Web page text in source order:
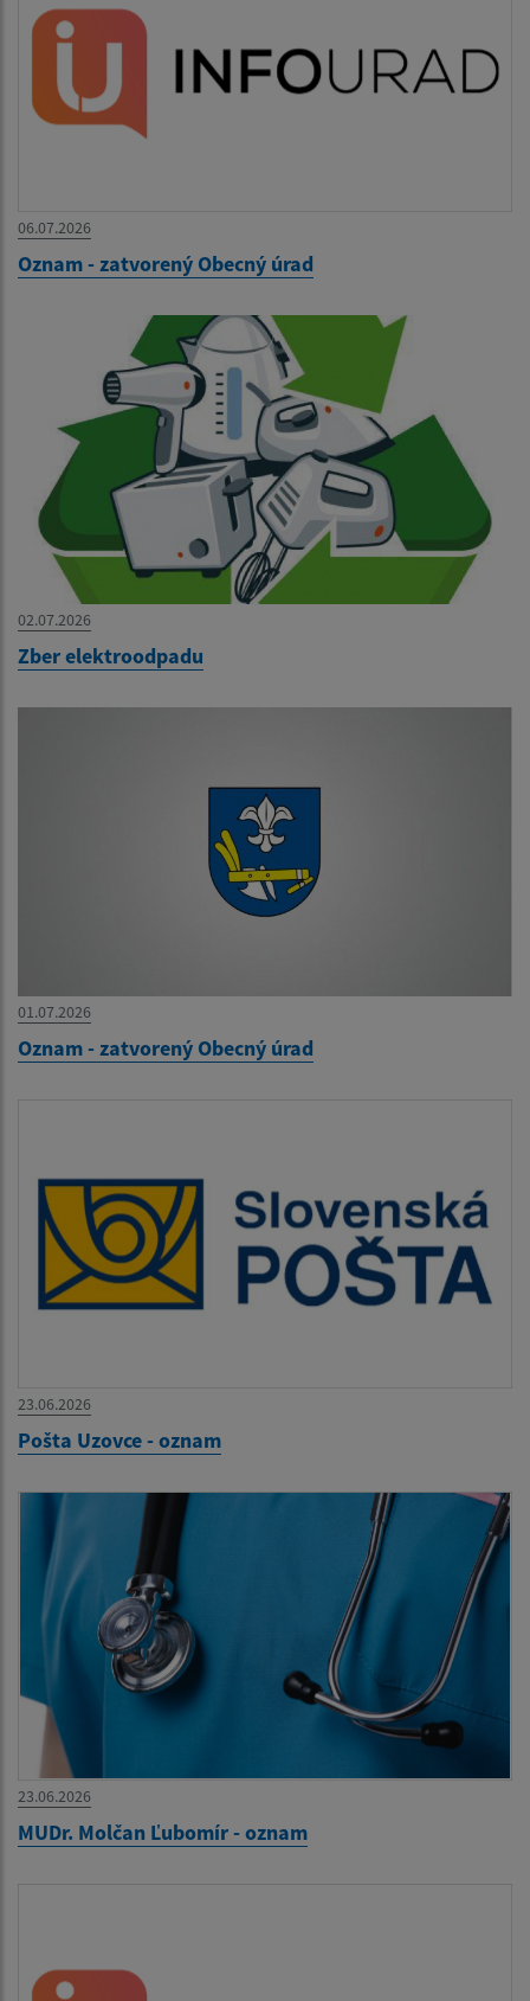
06.07.2026
Oznam - zatvorený Obecný úrad
02.07.2026
Zber elektroodpadu
01.07.2026
Oznam - zatvorený Obecný úrad
23.06.2026
Pošta Uzovce - oznam
23.06.2026
MUDr. Molčan Ľubomír - oznam